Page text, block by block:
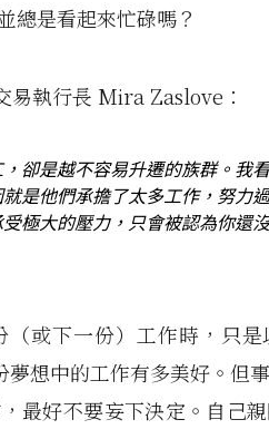
總是看起來忙碌嗎？
易執行長 Mira Zaslove：
，卻是越不容易升遷的族群。我
是他們承擔了太多工作，努力
極大的壓力，只會被認為你還
或下一份）工作時，只
想中的工作有多美好。但
最好不要妄下決定。自己